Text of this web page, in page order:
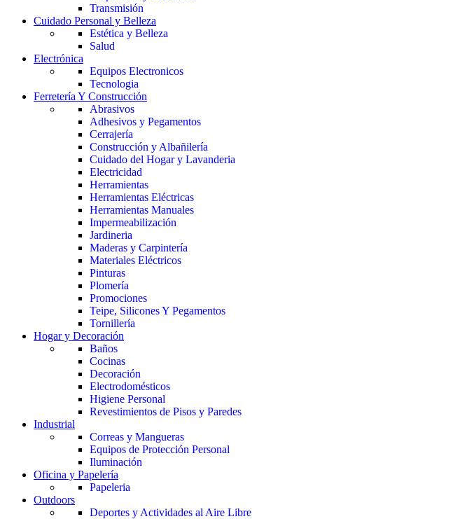
Transmisión
Cuidado Personal y Belleza
Estética y Belleza
Salud
Electrónica
Equipos Electronicos
Tecnologia
Ferretería Y Construcción
Abrasivos
Adhesivos y Pegamentos
Cerrajería
Construcción y Albañilería
Cuidado del Hogar y Lavanderia
Electricidad
Herramientas
Herramientas Eléctricas
Herramientas Manuales
Impermeabilización
Jardineria
Maderas y Carpintería
Materiales Eléctricos
Pinturas
Plomería
Promociones
Teipe, Silicones Y Pegamentos
Tornillería
Hogar y Decoración
Baños
Cocinas
Decoración
Electrodomésticos
Higiene Personal
Revestimientos de Pisos y Paredes
Industrial
Correas y Mangueras
Equipos de Protección Personal
Iluminación
Oficina y Papelería
Papeleria
Outdoors
Deportes y Actividades al Aire Libre